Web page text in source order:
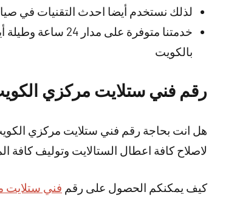
لذلك نستخدم أيضا احدث التقنيات في
خدمتنا متوفرة
بالكويت
رقم فني ستلايت مركزي
هل انت بحاجة رقم فني ستلايت مركزي
لاصلاح كافة اعطال الستالايت وتوليف
كيف يمكنكم الحصول على رقم فني ستلايت